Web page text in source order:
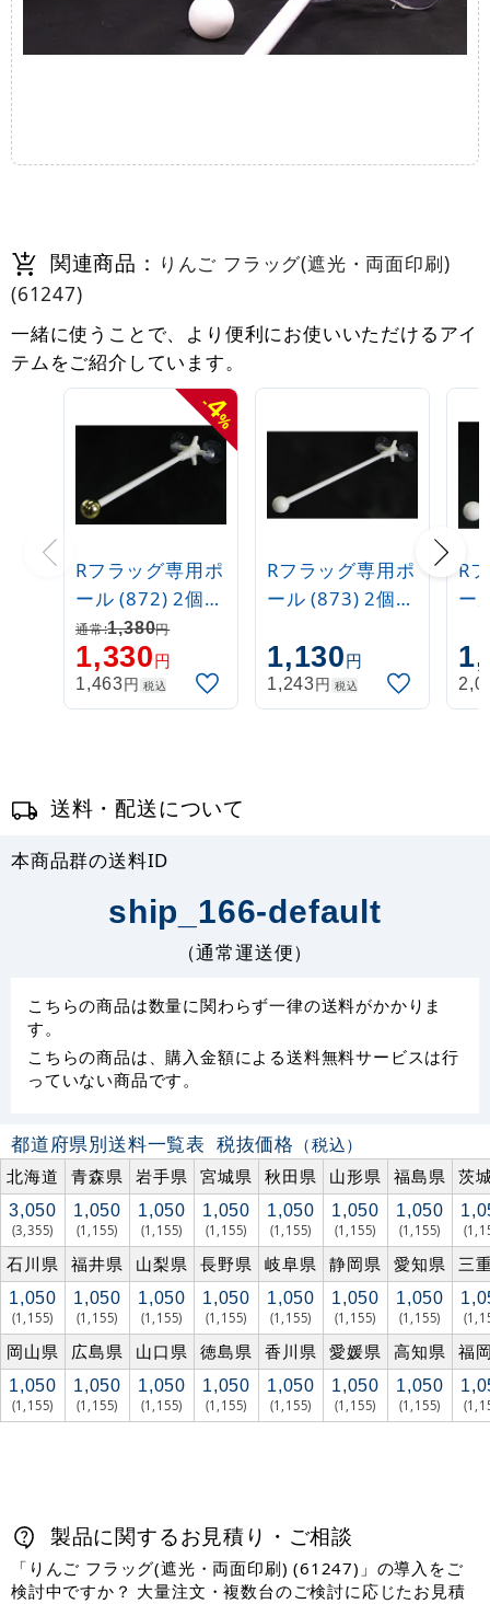
関連商品： りんご フラッグ(遮光・両面印刷)
(61247)
一緒に使うことで、より便利にお使いいただけるアイ
テムをご紹介しています。
-
4
%
Rフラッグ専用ポ
ール (872) 2個吸
盤式 丸パイプ
26cm金
通常:1,380円
1,330円
1,463円 税込
Rフラッグ専用ポ
ール (873) 2個吸
26cm白
1,130円
1,243円 税込
R
ー
送料・配送について
本商品群の送料ID
ship_166-default
（通常運送便）
こちらの商品は数量に関わらず一律の送料がかかりま
す。
こちらの商品は、購入金額による送料無料サービスは行
っていない商品です。
都道府県別送料一覧表 税抜価格 （税込）
北海道
青森県 岩手県 宮城県 秋田県 山形県 福島県 茨
3,050
(3,355)
1,050
(1,155)
1,050
(1,155)
1,050
(1,155)
1,050
(1,155)
1,050
(1,155)
1,050
(1,155)
石川県 福井県 山梨県 長野県 岐阜県 静岡県 愛知県 三
1,050
(1,155)
1,050
(1,155)
1,050
(1,155)
1,050
(1,155)
1,050
(1,155)
1,050
(1,155)
1,050
(1,155)
岡山県 広島県 山口県 徳島県 香川県 愛媛県 高知県 福
1,050
(1,155)
1,050
(1,155)
1,050
(1,155)
1,050
(1,155)
1,050
(1,155)
1,050
(1,155)
1,050
(1,155)
製品に関するお見積り・ご相談
「りんご フラッグ(遮光・両面印刷) (61247)」の導入をご
検討中ですか？ 大量注文・複数台のご検討に応じたお見積